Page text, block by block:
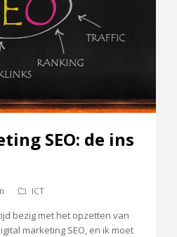
SEO: de ins
ICT
bezig met het opzetten van
marketing SEO, en ik moet